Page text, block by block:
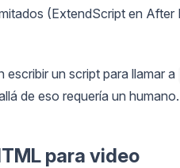
(ExtendScript en
un script para llamar a
de eso requería un humano.
para video